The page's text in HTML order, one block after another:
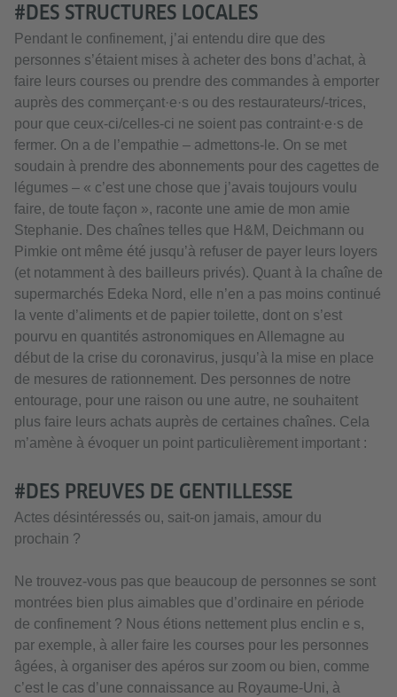
#DES STRUCTURES LOCALES
Pendant le confinement, j’ai entendu dire que des
personnes s’étaient mises à acheter des bons d’achat, à
faire leurs courses ou prendre des commandes à emporter
auprès des commerçant·e·s ou des restaurateurs/-trices,
pour que ceux-ci/celles-ci ne soient pas contraint·e·s de
fermer. On a de l’empathie – admettons-le. On se met
soudain à prendre des abonnements pour des cagettes de
légumes – « c’est une chose que j’avais toujours voulu
faire, de toute façon », raconte une amie de mon amie
Stephanie. Des chaînes telles que H&M, Deichmann ou
Pimkie ont même été jusqu’à refuser de payer leurs loyers
(et notamment à des bailleurs privés). Quant à la chaîne de
supermarchés Edeka Nord, elle n’en a pas moins continué
la vente d’aliments et de papier toilette, dont on s’est
pourvu en quantités astronomiques en Allemagne au
début de la crise du coronavirus, jusqu’à la mise en place
de mesures de rationnement. Des personnes de notre
entourage, pour une raison ou une autre, ne souhaitent
plus faire leurs achats auprès de certaines chaînes. Cela
m’amène à évoquer un point particulièrement important :
#DES PREUVES DE GENTILLESSE
Actes désintéressés ou, sait-on jamais, amour du
prochain ?
Ne trouvez-vous pas que beaucoup de personnes se sont
montrées bien plus aimables que d’ordinaire en période
de confinement ? Nous étions nettement plus enclin e s,
par exemple, à aller faire les courses pour les personnes
âgées, à organiser des apéros sur zoom ou bien, comme
c’est le cas d’une connaissance au Royaume-Uni, à